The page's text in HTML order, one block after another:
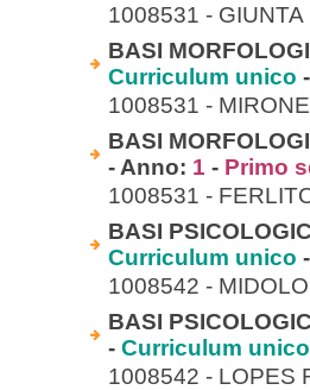
1008531 - GIUNTA
BASI
Curriculum unico
1008531 -
BASI
- Anno: 1 - Primo
1008531 -
BASI
Curriculum unico
1008542 -
BASI
- Curriculum unico
1008542 - LOPES